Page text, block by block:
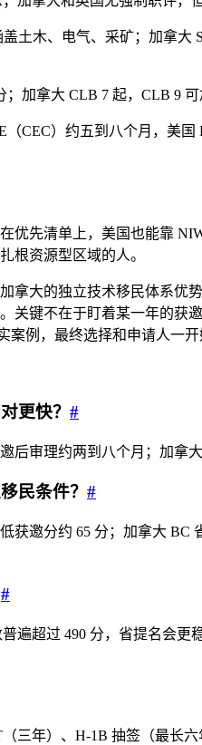
土木、电气、采矿；加拿
加拿大 CLB 7 起，CLB 9
CEC）约五到八个月，美
优先清单上，美国也能靠
根资源型区域的人。
拿大的独立技术移民体系
关键不在于盯着某一年的获
例，最终选择和申请人一
更快？ #
后审理约两到八个月；加拿
民条件？ #
获邀分约 65 分；加拿大
#
遍超过 490 分，省提名会
三年）、H-1B 抽签（最长